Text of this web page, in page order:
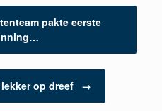
pakte eerste
op dreef →